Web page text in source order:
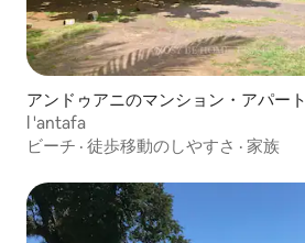
アンドゥアニのマンション・アパート
l 'antafa
ビーチ · 徒歩移動のしやすさ · 家族